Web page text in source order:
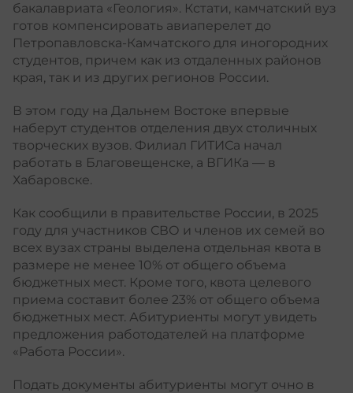
бакалавриата «Геология». Кстати, камчатский вуз
готов компенсировать авиаперелет до
Петропавловска-Камчатского для иногородних
студентов, причем как из отдаленных районов
края, так и из других регионов России.
В этом году на Дальнем Востоке впервые
наберут студентов отделения двух столичных
творческих вузов. Филиал ГИТИСа начал
работать в Благовещенске, а ВГИКа — в
Хабаровске.
Как сообщили в правительстве России, в 2025
году для участников СВО и членов их семей во
всех вузах страны выделена отдельная квота в
размере не менее 10% от общего объема
бюджетных мест. Кроме того, квота целевого
приема составит более 23% от общего объема
бюджетных мест. Абитуриенты могут увидеть
предложения работодателей на платформе
«Работа России».
Подать документы абитуриенты могут очно в